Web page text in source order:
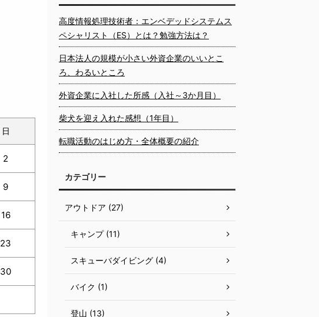
日
2
9
16
23
30
高度情報処理技術者：エンベデッドシステムス
ペシャリスト（ES）とは？勉強方法は？
日本法人の規模が小さい外資企業のいいとこ
ろ、わるいところ
外資企業に入社した所感（入社～3か月目）
柴犬を迎え入れた感想（1年目）
転職活動のはじめ方・全体概要の紹介
カテゴリー
アウトドア (27)
キャンプ (11)
スキューバダイビング (4)
バイク (1)
登山 (13)